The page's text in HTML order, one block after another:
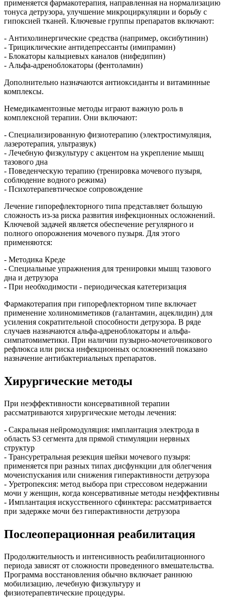
применяется фармакотерапия, направленная на нормализацию
тонуса детрузора, улучшение микроциркуляции и борьбу с
гипоксией тканей. Ключевые группы препаратов включают:
- Антихолинергические средства (например, оксибутинин)
- Трициклические антидепрессанты (имипрамин)
- Блокаторы кальциевых каналов (нифедипин)
- Альфа-адреноблокаторы (фентоламин)
Дополнительно назначаются антиоксиданты и витаминные
комплексы.
Немедикаментозные методы играют важную роль в
комплексной терапии. Они включают:
- Специализированную физиотерапию (электростимуляция,
лазеротерапия, ультразвук)
- Лечебную физкультуру с акцентом на укрепление мышц
тазового дна
- Поведенческую терапию (тренировка мочевого пузыря,
соблюдение водного режима)
- Психотерапевтическое сопровождение
Лечение гипорефлекторного типа представляет большую
сложность из-за риска развития инфекционных осложнений.
Ключевой задачей является обеспечение регулярного и
полного опорожнения мочевого пузыря. Для этого
применяются:
- Методика Креде
- Специальные упражнения для тренировки мышц тазового
дна и детрузора
- При необходимости - периодическая катетеризация
Фармакотерапия при гипорефлекторном типе включает
применение холиномиметиков (галантамин, ацеклидин) для
усиления сократительной способности детрузора. В ряде
случаев назначаются альфа-адреноблокаторы и альфа-
симпатомиметики. При наличии пузырно-мочеточникового
рефлюкса или риска инфекционных осложнений показано
назначение антибактериальных препаратов.
Хирургические методы
При неэффективности консервативной терапии
рассматриваются хирургические методы лечения:
- Сакральная нейромодуляция: имплантация электрода в
область S3 сегмента для прямой стимуляции нервных
структур
- Трансуретральная резекция шейки мочевого пузыря:
применяется при разных типах дисфункции для облегчения
мочеиспускания или снижения гиперактивности детрузора
- Уретропексия: метод выбора при стрессовом недержании
мочи у женщин, когда консервативные методы неэффективны
- Имплантация искусственного сфинктера: рассматривается
при задержке мочи без гиперактивности детрузора
Послеоперационная реабилитация
Продолжительность и интенсивность реабилитационного
периода зависят от сложности проведенного вмешательства.
Программа восстановления обычно включает раннюю
мобилизацию, лечебную физкультуру и
физиотерапевтические процедуры.